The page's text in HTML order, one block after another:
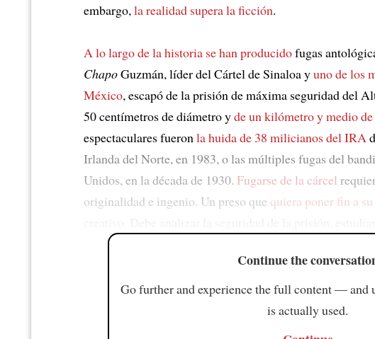
embargo, la realidad supera la ficción.
A lo largo de la historia se han producidofugas
ChapoGuzmán, líder del Cártel de Sinaloa yuno de los
México, escapó de la prisión de máxima seguridad del
50 centímetros de diámetro yde un kilómetro y medio
espectaculares fueron la huida de 38 milicianos del IRA
Irlanda del Norte, en 1983, o las múltiples fugas del
Unidos, en la década de 1930. Fugarse de la cárcel
originalidad e ingenio. Un preso que quiera poner fin a
Continue the
Go further and experience the full content — and
is actually used.